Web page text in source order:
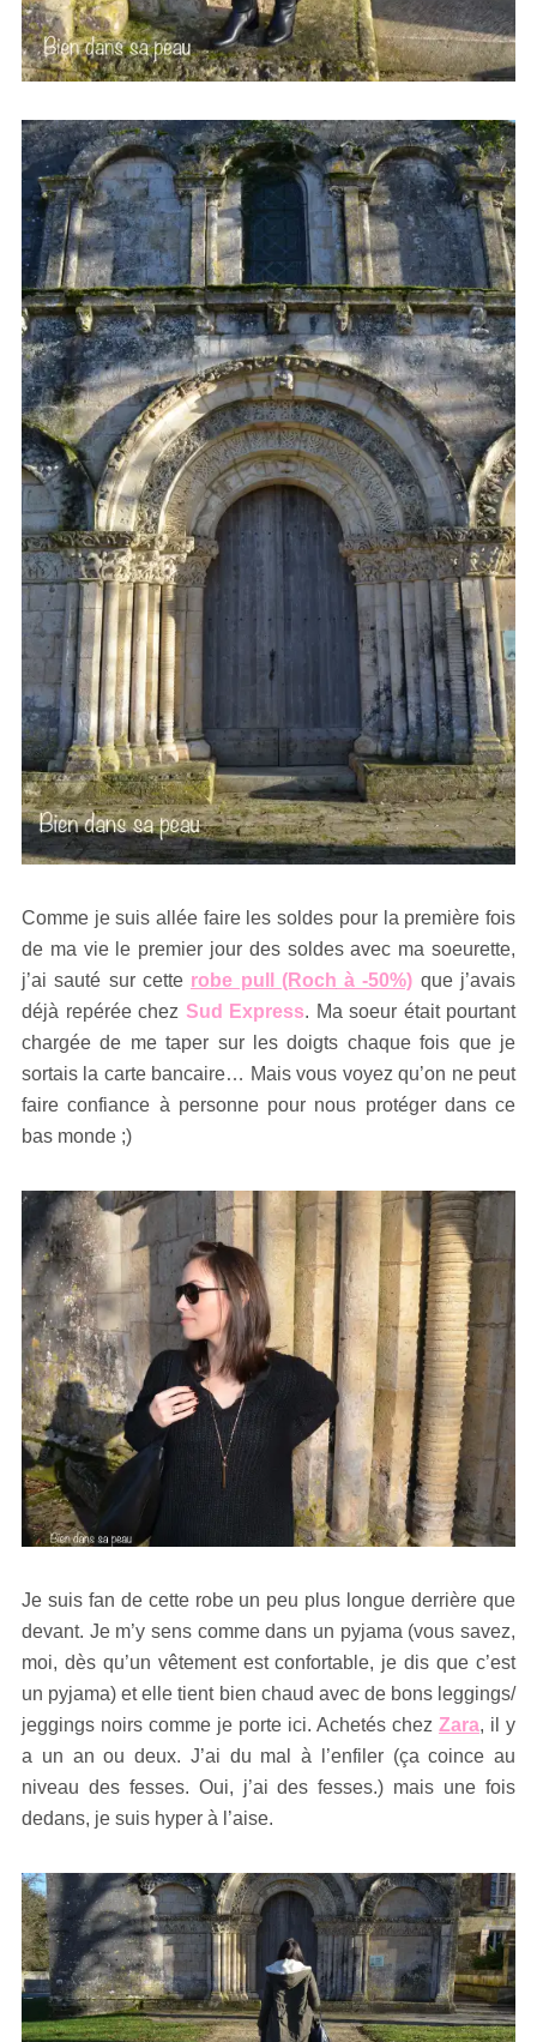
Comme je suis allée faire les soldes pour la première fois
de ma vie le premier jour des soldes avec ma soeurette,
j’ai sauté sur cette robe pull (Roch à -50%) que j’avais
déjà repérée chez Sud Express. Ma soeur était pourtant
chargée de me taper sur les doigts chaque fois que je
sortais la carte bancaire… Mais vous voyez qu’on ne peut
faire confiance à personne pour nous protéger dans ce
bas monde ;)
Je suis fan de cette robe un peu plus longue derrière que
devant. Je m’y sens comme dans un pyjama (vous savez,
moi, dès qu’un vêtement est confortable, je dis que c’est
un pyjama) et elle tient bien chaud avec de bons leggings/
jeggings noirs comme je porte ici. Achetés chez Zara, il y
a un an ou deux. J’ai du mal à l’enfiler (ça coince au
niveau des fesses. Oui, j’ai des fesses.) mais une fois
dedans, je suis hyper à l’aise.